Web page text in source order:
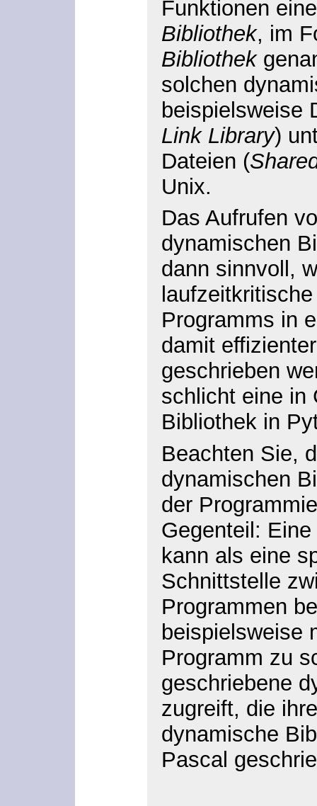
Funktionen
Bibliothek, im
Bibliothek
solchen
beispielsweise
Link Library)
Dateien (
Unix.
Das Aufrufen
dynamischen
dann sinnvoll,
Programms in
damit
geschrieben
schlicht eine in
Bibliothek in
Beachten Sie,
dynamischen
der
Gegenteil:
kann als eine
Schnittstelle
Programmen
beispielsweise
Programm zu
geschriebene
zugreift, die
dynamische
Pascal